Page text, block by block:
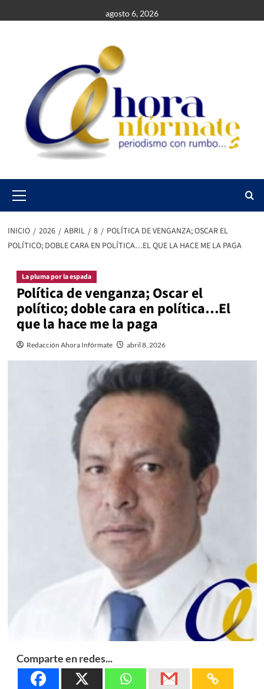
al
agosto 6, 2026
Menu
INICIO 2026 ABRIL 8
POLÍTICA DE VENGANZA; OSCAR EL
POLÍTICO; DOBLE CARA EN POLÍTICA…EL QUE LA HACE ME LA PAGA
La pluma por la espada
Política de venganza; Oscar el
político; doble cara en política…El
que la hace me la paga
Redacción Ahora Infórmate abril 8, 2026
Comparte en redes...